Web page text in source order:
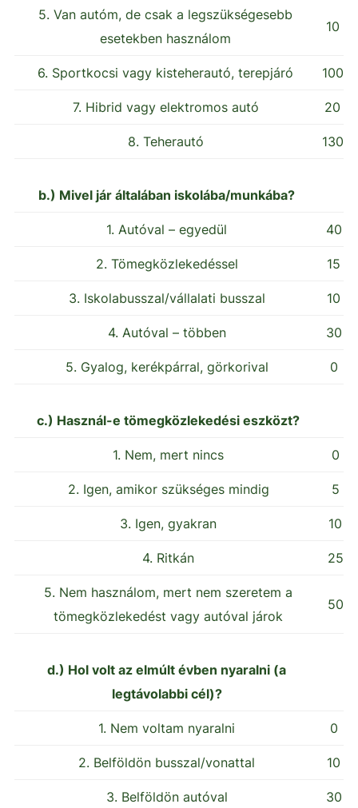
5. Van autóm, de csak a legszükségesebb
esetekben használom
10
6. Sportkocsi vagy kisteherautó, terepjáró 100
7. Hibrid vagy elektromos autó 20
8. Teherautó 130
b.) Mivel jár általában iskolába/munkába?
1. Autóval – egyedül 40
2. Tömegközlekedéssel 15
3. Iskolabusszal/vállalati busszal 10
4. Autóval – többen 30
5. Gyalog, kerékpárral, görkorival 0
c.) Használ-e tömegközlekedési eszközt?
1. Nem, mert nincs 0
2. Igen, amikor szükséges mindig 5
3. Igen, gyakran 10
4. Ritkán 25
5. Nem használom, mert nem szeretem a
tömegközlekedést vagy autóval járok
50
d.) Hol volt az elmúlt évben nyaralni (a
legtávolabbi cél)?
1. Nem voltam nyaralni 0
2. Belföldön busszal/vonattal 10
3. Belföldön autóval 30